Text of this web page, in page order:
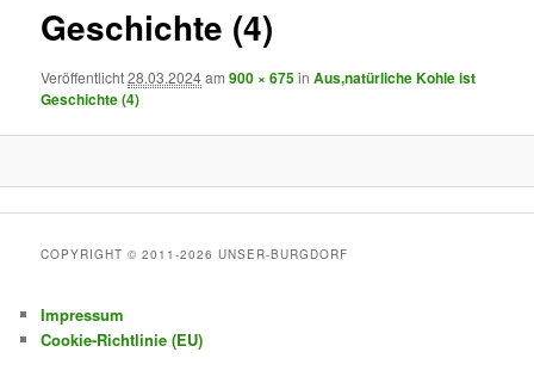
Geschichte (4)
Veröffentlicht28.03.2024am900 × 675inAus,natürliche Kohle ist
Geschichte (4)
COPYRIGHT © 2011-2026 UNSER-BURGDORF
Impressum
Cookie-Richtlinie (EU)